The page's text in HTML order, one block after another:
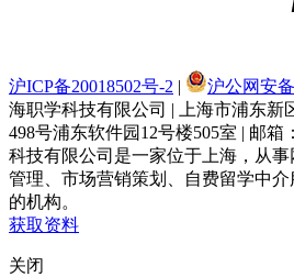
沪ICP备20018502号-2 | 沪公网安
海职学科技有限公司 | 上海市浦东新
498号浦东软件园12号楼505室 | 邮箱：
科技有限公司是一家位于上海，从
管理、市场营销策划、自费留学中
的机构。
获取资料
关闭